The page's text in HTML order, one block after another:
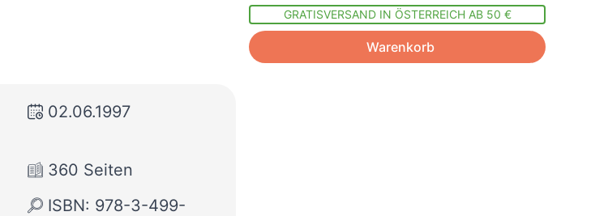
02.06.1997
360 Seiten
ISBN: 978-3-499-
GRATISVERSAND IN ÖSTERREICH AB 50 €
Warenkorb